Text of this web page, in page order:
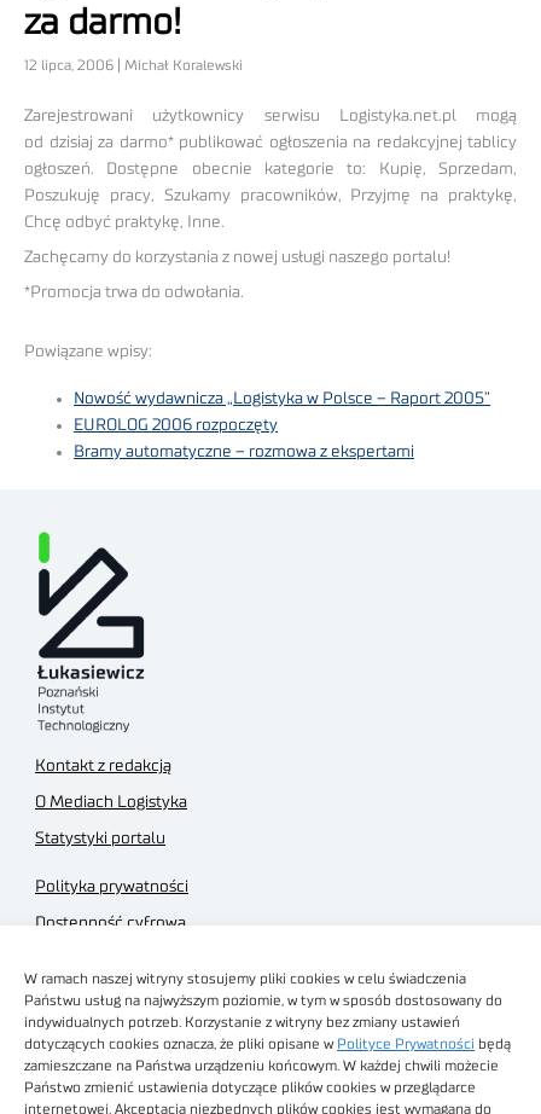
W ramach naszej witryny stosujemy pliki cookies w celu świadczenia
Państwu usług na najwyższym poziomie, w tym w sposób dostosowany do
indywidualnych potrzeb. Korzystanie z witryny bez zmiany ustawień
dotyczących cookies oznacza, że pliki opisane w Polityce Prywatności będą
zamieszczane na Państwa urządzeniu końcowym. W każdej chwili możecie
Państwo zmienić ustawienia dotyczące plików cookies w przeglądarce
internetowej. Akceptacja niezbędnych plików cookies jest wymagana do
za darmo!
12 lipca, 2006 | Michał Koralewski
Zarejestrowani użytkownicy serwisu Logistyka.net.pl mogą
od dzisiaj za darmo* publikować ogłoszenia na redakcyjnej tablicy
ogłoszeń. Dostępne obecnie kategorie to: Kupię, Sprzedam,
Poszukuję pracy, Szukamy pracowników, Przyjmę na praktykę,
Chcę odbyć praktykę, Inne.
Zachęcamy do korzystania z nowej usługi naszego portalu!
*Promocja trwa do odwołania.
Powiązane wpisy:
Nowość wydawnicza „Logistyka w Polsce – Raport 2005”
EUROLOG 2006 rozpoczęty
Bramy automatyczne – rozmowa z ekspertami
Kontakt z redakcją
O Mediach Logistyka
Statystyki portalu
Polityka prywatności
Dostępność cyfrowa
Regulamin sklepu